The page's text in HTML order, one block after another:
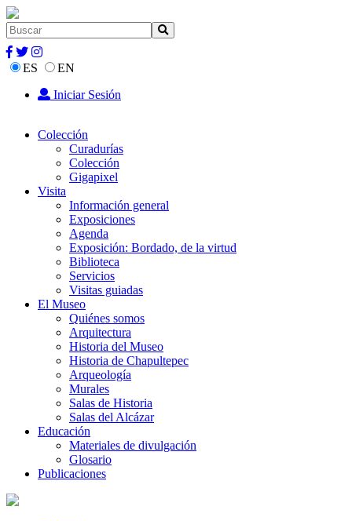
ES
EN
Iniciar Sesión
Colección
Curadurías
Colección
Gigapixel
Visita
Información general
Exposiciones
Agenda
Exposición: Bordado, de la virtud
Biblioteca
Servicios
Visitas guiadas
El Museo
Quiénes somos
Arquitectura
Historia del Museo
Historia de Chapultepec
Arqueología
Murales
Salas de Historia
Salas del Alcázar
Educación
Materiales de divulgación
Glosario
Publicaciones